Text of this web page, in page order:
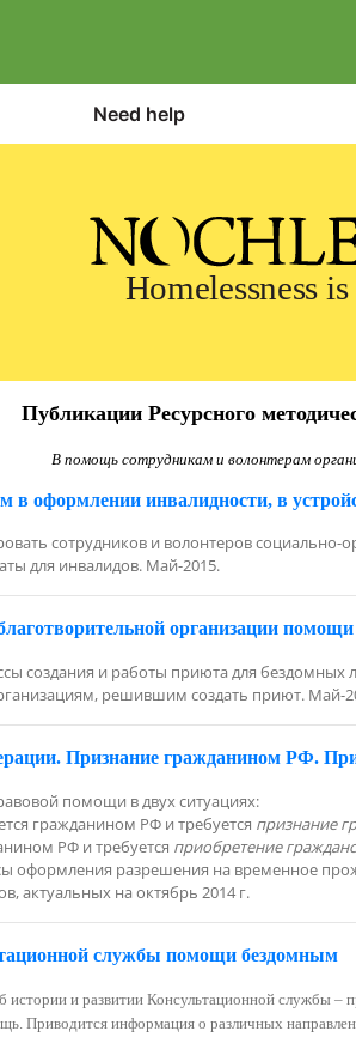
Need help
Homelessness
Публикации Ресурсного
В помощь сотрудникам и волонтерам
оформлении инвалидности, в
сотрудников и волонтеров
для инвалидов. Май-2015.
организации
создания и работы приюта для
решившим создать приют. Май-
Признание гражданином РФ.
помощи в двух ситуациях:
гражданином РФ и требуется признание
РФ и требуется приобретение
оформления разрешения на временное
актуальных на октябрь 2014 г.
службы помощи бездомным
истории и развитии Консультационной службы
Приводится информация о различных